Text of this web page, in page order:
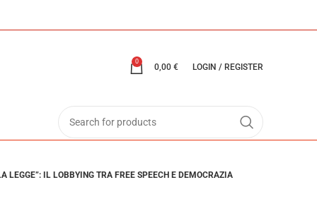
0
0,00 € LOGIN / REGISTER
LEGGE”: IL LOBBYING TRA FREE SPEECH E DEMOCRAZIA